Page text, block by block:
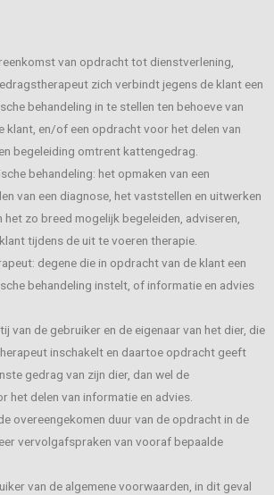
van opdracht tot dienstverlening,
zich verbindt jegens de klant een
behandeling in te stellen ten behoeve van
klant, en/of een opdracht voor het delen van
begeleiding omtrent kattengedrag.
behandeling: het opmaken van een
van een diagnose, het vaststellen en uitwerken
het zo breed mogelijk begeleiden, adviseren,
tijdens de uit te voeren therapie.
degene die in opdracht van de klant een
behandeling instelt, of informatie en advies
van de gebruiker en de eigenaar van het dier, die
inschakelt en daartoe opdracht geeft
gedrag van zijn dier, dan wel de
het delen van informatie en advies.
overeengekomen duur van de opdracht in de
vervolgafspraken van vooraf bepaalde
van de algemene voorwaarden, in dit geval